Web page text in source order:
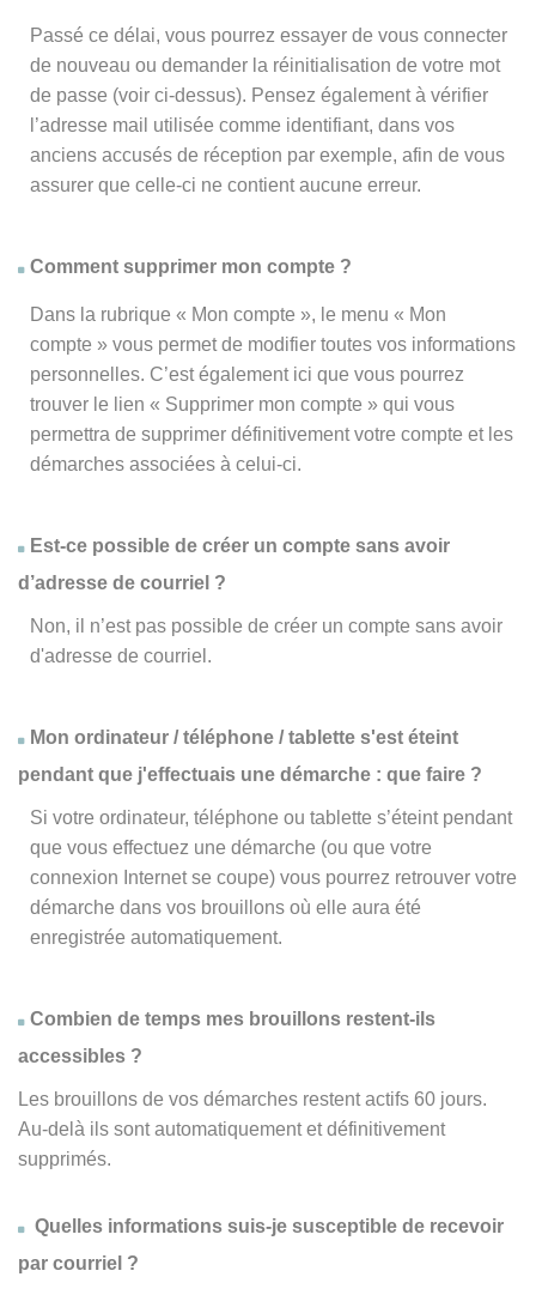
Passé ce délai, vous pourrez essayer de vous connecter
de nouveau ou demander la réinitialisation de votre mot
de passe (voir ci-dessus). Pensez également à vérifier
l’adresse mail utilisée comme identifiant, dans vos
anciens accusés de réception par exemple, afin de vous
assurer que celle-ci ne contient aucune erreur.
Comment supprimer mon compte ?
Dans la rubrique « Mon compte », le menu « Mon
compte » vous permet de modifier toutes vos informations
personnelles. C’est également ici que vous pourrez
trouver le lien « Supprimer mon compte » qui vous
permettra de supprimer définitivement votre compte et les
démarches associées à celui-ci.
Est-ce possible de créer un compte sans avoir
d’adresse de courriel ?
Non, il n’est pas possible de créer un compte sans avoir
d'adresse de courriel.
Mon ordinateur / téléphone / tablette s'est éteint
pendant que j'effectuais une démarche : que faire ?
Si votre ordinateur, téléphone ou tablette s’éteint pendant
que vous effectuez une démarche (ou que votre
connexion Internet se coupe) vous pourrez retrouver votre
démarche dans vos brouillons où elle aura été
enregistrée automatiquement.
Combien de temps mes brouillons restent-ils
accessibles ?
Les brouillons de vos démarches restent actifs 60 jours.
Au-delà ils sont automatiquement et définitivement
supprimés.
Quelles informations suis-je susceptible de recevoir
par courriel ?